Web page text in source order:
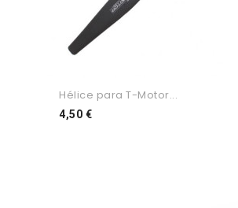
Hélice para T-Motor...
4,50 €Preço